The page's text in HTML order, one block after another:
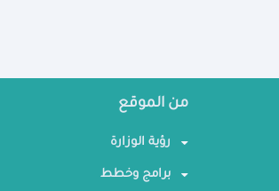
من الموقع
رؤية الوزارة
برامج وخطط